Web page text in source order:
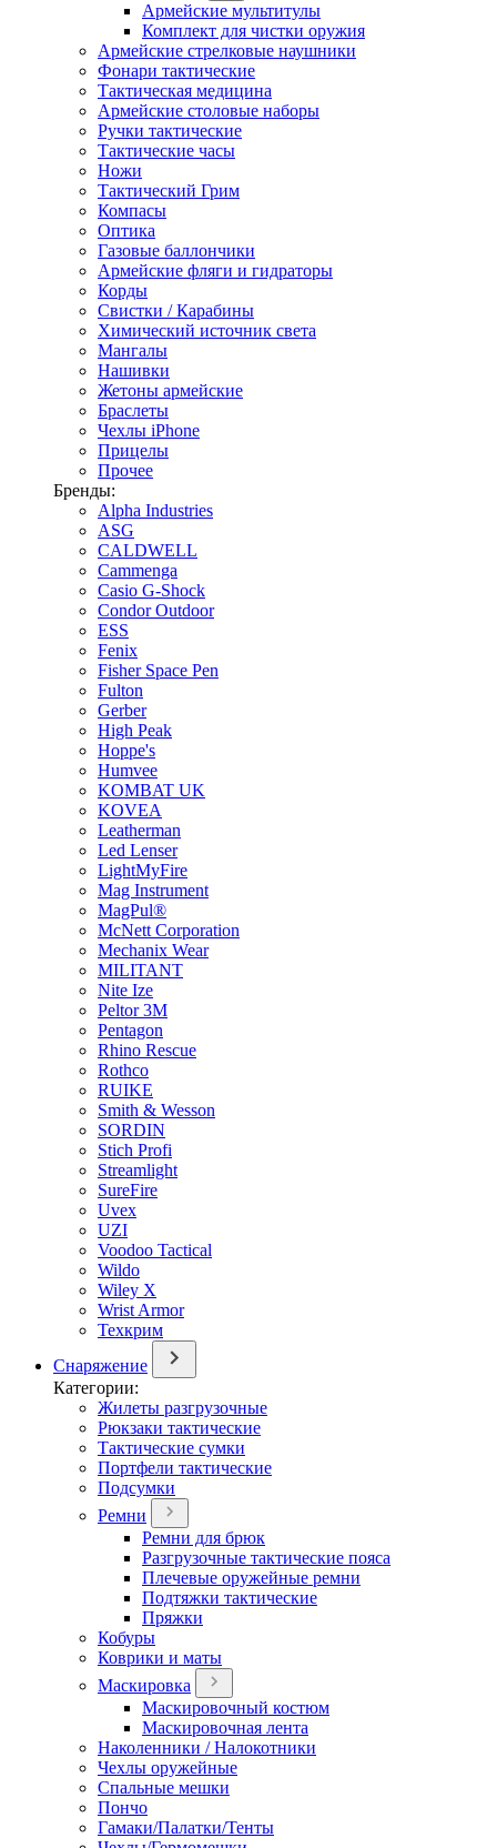
Армейские мультитулы
Комплект для чистки оружия
Армейские стрелковые наушники
Фонари тактические
Тактическая медицина
Армейские столовые наборы
Ручки тактические
Тактические часы
Ножи
Тактический Грим
Компасы
Оптика
Газовые баллончики
Армейские фляги и гидраторы
Корды
Свистки / Карабины
Химический источник света
Мангалы
Нашивки
Жетоны армейские
Браслеты
Чехлы iPhone
Прицелы
Прочее
Бренды:
Alpha Industries
ASG
CALDWELL
Cammenga
Casio G-Shock
Condor Outdoor
ESS
Fenix
Fisher Space Pen
Fulton
Gerber
High Peak
Hoppe's
Humvee
KOMBAT UK
KOVEA
Leatherman
Led Lenser
LightMyFire
Mag Instrument
MagPul®
McNett Corporation
Mechanix Wear
MILITANT
Nite Ize
Peltor 3M
Pentagon
Rhino Rescue
Rothco
RUIKE
Smith & Wesson
SORDIN
Stich Profi
Streamlight
SureFire
Uvex
UZI
Voodoo Tactical
Wildo
Wiley X
Wrist Armor
Техкрим
Снаряжение
Категории:
Жилеты разгрузочные
Рюкзаки тактические
Тактические сумки
Портфели тактические
Подсумки
Ремни
Ремни для брюк
Разгрузочные тактические пояса
Плечевые оружейные ремни
Подтяжки тактические
Пряжки
Кобуры
Коврики и маты
Маскировка
Маскировочный костюм
Маскировочная лента
Наколенники / Налокотники
Чехлы оружейные
Спальные мешки
Пончо
Гамаки/Палатки/Тенты